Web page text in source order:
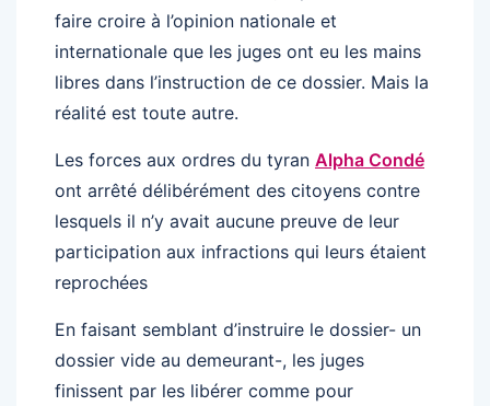
faire croire à l’opinion nationale et
internationale que les juges ont eu les mains
libres dans l’instruction de ce dossier. Mais la
réalité est toute autre.
Les forces aux ordres du tyran Alpha Condé
ont arrêté délibérément des citoyens contre
lesquels il n’y avait aucune preuve de leur
participation aux infractions qui leurs étaient
reprochées
En faisant semblant d’instruire le dossier- un
dossier vide au demeurant-, les juges
finissent par les libérer comme pour